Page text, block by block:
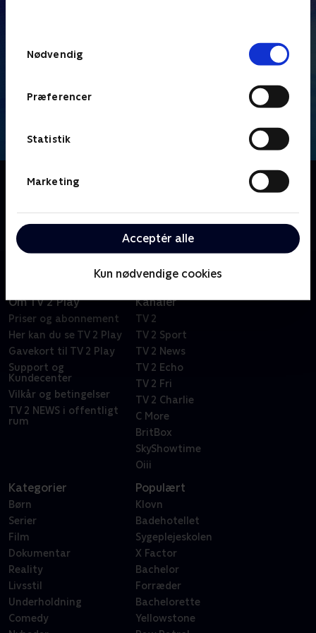
Nødvendig
Præferencer
Statistik
Marketing
Acceptér alle
Kun nødvendige cookies
Om Familien Thunderman
en stor hemmelighed: De er superhelte.
Om TV 2 Play
Priser og abonnement
Her kan du se TV 2 Play
Gavekort til TV 2 Play
Support og
Kundecenter
Vilkår og betingelser
TV 2 NEWS i offentligt
rum
Kanaler
TV 2
TV 2 Sport
TV 2 News
TV 2 Echo
TV 2 Fri
TV 2 Charlie
C More
BritBox
SkyShowtime
Oiii
Kategorier
Børn
Serier
Film
Dokumentar
Reality
Livsstil
Underholdning
Comedy
Populært
Klovn
Badehotellet
Sygeplejeskolen
X Factor
Bachelor
Forræder
Bachelorette
Yellowstone